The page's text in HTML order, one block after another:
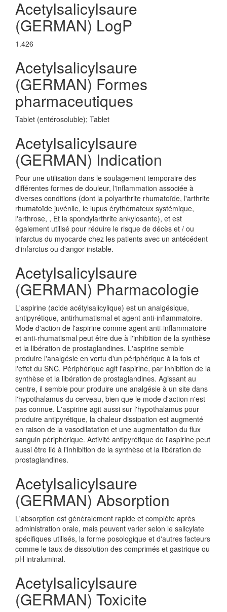
Acetylsalicylsaure
(GERMAN) LogP
1.426
Acetylsalicylsaure
(GERMAN) Formes
pharmaceutiques
Tablet (entérosoluble); Tablet
Acetylsalicylsaure
(GERMAN) Indication
Pour une utilisation dans le soulagement temporaire des
différentes formes de douleur, l'inflammation associée à
diverses conditions (dont la polyarthrite rhumatoïde, l'arthrite
rhumatoïde juvénile, le lupus érythémateux systémique,
l'arthrose, , Et la spondylarthrite ankylosante), et est
également utilisé pour réduire le risque de décès et / ou
infarctus du myocarde chez les patients avec un antécédent
d'infarctus ou d'angor instable.
Acetylsalicylsaure
(GERMAN) Pharmacologie
L'aspirine (acide acétylsalicylique) est un analgésique,
antipyrétique, antirhumatismal et agent anti-inflammatoire.
Mode d'action de l'aspirine comme agent anti-inflammatoire
et anti-rhumatismal peut être due à l'inhibition de la synthèse
et la libération de prostaglandines. L'aspirine semble
produire l'analgésie en vertu d'un périphérique à la fois et
l'effet du SNC. Périphérique agit l'aspirine, par inhibition de la
synthèse et la libération de prostaglandines. Agissant au
centre, il semble pour produire une analgésie à un site dans
l'hypothalamus du cerveau, bien que le mode d'action n'est
pas connue. L'aspirine agit aussi sur l'hypothalamus pour
produire antipyrétique, la chaleur dissipation est augmenté
en raison de la vasodilatation et une augmentation du flux
sanguin périphérique. Activité antipyrétique de l'aspirine peut
aussi être lié à l'inhibition de la synthèse et la libération de
prostaglandines.
Acetylsalicylsaure
(GERMAN) Absorption
L'absorption est généralement rapide et complète après
administration orale, mais peuvent varier selon le salicylate
spécifiques utilisés, la forme posologique et d'autres facteurs
comme le taux de dissolution des comprimés et gastrique ou
pH intraluminal.
Acetylsalicylsaure
(GERMAN) Toxicite